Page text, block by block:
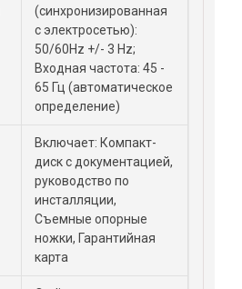
(синхронизированная
с электросетью):
50/60Hz +/- 3 Hz;
Входная частота: 45 -
65 Гц (автоматическое
определение)
Включает: Компакт-
диск с документацией,
руководство по
инсталляции,
Съемные опорные
ножки, Гарантийная
карта